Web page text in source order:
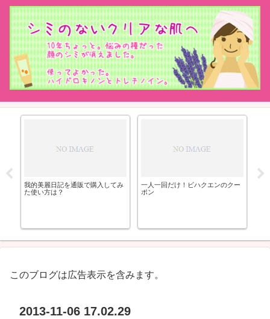
我的美麗日記を通販で購入してみ
た使い方は？
一人一回だけ！ビハクエンのクー
ポン
このブログは広告表示を含みます。
2013-11-06 17.02.29